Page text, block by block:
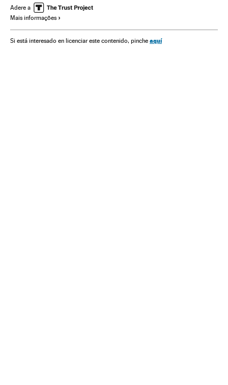
Justiça Homicídio imprudente
Filmagem Armas de fogo
Adere a
Mais informações
Si está interesado en licenciar este contenido, pinche aquí